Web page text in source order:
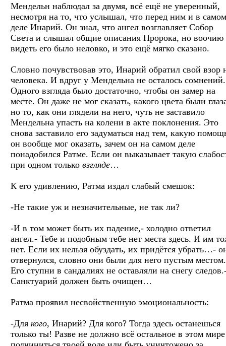
Мендельн наблюдал за двумя, всё ещё не уверенный,
несмотря на то, что услышал, что перед ним и в самом
деле Инарий. Он знал, что ангел возглавляет Собор
Света и слышал общие описания Пророка, но воочию
видеть его было неловко, и это ещё мягко сказано.
Словно почувствовав это, Инарий обратил свой взор
человека. И вдруг у Мендельна не осталось сомнений.
Одного взгляда было достаточно, чтобы он замер на
месте. Он даже не мог сказать, какого цвета были
но то, как они глядели на него, чуть не заставило
Мендельна упасть на колени в акте поклонения. Это
снова заставило его задуматься над тем, какую
он вообще мог оказать, зачем он на самом деле
понадобился Ратме. Если он выказывает такую
при одном только взгляде…
К его удивлению, Ратма издал слабый смешок:
-Не такие уж и незначительные, не так ли?
-И в том может быть их падение,- холодно ответил
ангел.- Тебе и подобным тебе нет места здесь. И им
нет. Если их нельзя обуздать, их придётся убрать…-
отвернулся, словно они были для него пустым местом.
Его ступни в сандалиях не оставляли на снегу
Санктуарий должен быть очищен…
Ратма проявил несвойственную эмоциональность:
-Для кого, Инарий? Для кого? Тогда здесь останешься
только ты! Разве не должно всё остальное в этом мире